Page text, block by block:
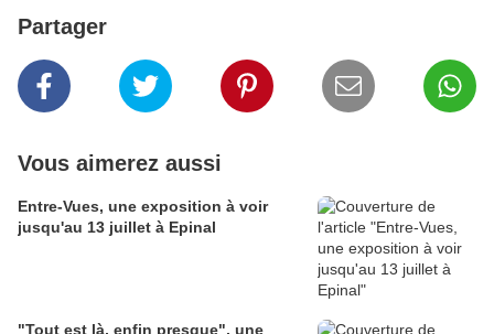
Partager
Vous aimerez aussi
Entre-Vues, une exposition à voir
jusqu'au 13 juillet à Epinal
"Tout est là, enfin presque", une